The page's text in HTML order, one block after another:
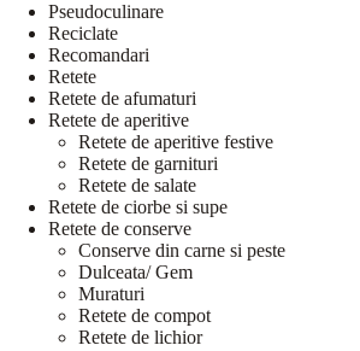
Pseudoculinare
Reciclate
Recomandari
Retete
Retete de afumaturi
Retete de aperitive
Retete de aperitive festive
Retete de garnituri
Retete de salate
Retete de ciorbe si supe
Retete de conserve
Conserve din carne si peste
Dulceata/ Gem
Muraturi
Retete de compot
Retete de lichior